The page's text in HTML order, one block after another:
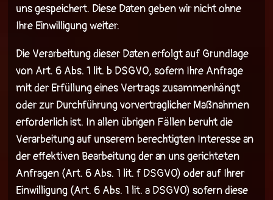
uns gespeichert. Diese Daten geben wir nicht ohne
Ihre Einwilligung weiter.
Die Verarbeitung dieser Daten erfolgt auf Grundlage
von Art. 6 Abs. 1 lit. b DSGVO, sofern Ihre Anfrage
mit der Erfüllung eines Vertrags zusammenhängt
oder zur Durchführung vorvertraglicher Maßnahmen
erforderlich ist. In allen übrigen Fällen beruht die
Verarbeitung auf unserem berechtigten Interesse an
der effektiven Bearbeitung der an uns gerichteten
Anfragen (Art. 6 Abs. 1 lit. f DSGVO) oder auf Ihrer
Einwilligung (Art. 6 Abs. 1 lit. a DSGVO) sofern diese